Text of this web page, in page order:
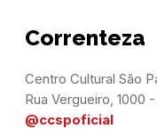
Correnteza
Centro Cultural São
@ccspoficial